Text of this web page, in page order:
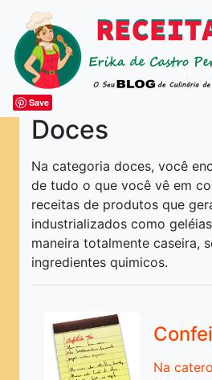
Save
ARTIGOS DIVERSOS
ESPECIAIS
Acompanhamentos
Bebidas
Canapés e Petiscos
Chocolate
Doces
Na categoria doces, você
de tudo o que você vê em
receitas de produtos que
industrializados como
maneira totalmente caseira,
ingredientes quimicos.
Na